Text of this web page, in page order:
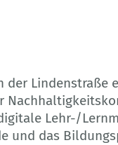
der
Lehr-/
und das